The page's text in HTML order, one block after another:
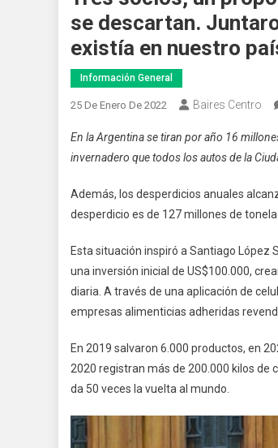
se descartan.
existía en nuestro
Información General
25 De Enero De 2022 Baires Centro
En la Argentina se tiran por año 16
invernadero que todos los autos de la
Además, los desperdicios anuales
desperdicio es de 127 millones de
Esta situación inspiró a Santiago López
una inversión inicial de US$100.000,
diaria. A través de una aplicación de
empresas alimenticias adheridas
En 2019 salvaron 6.000 productos, en
2020 registran más de 200.000 kilos de
da 50 veces la vuelta al mundo.